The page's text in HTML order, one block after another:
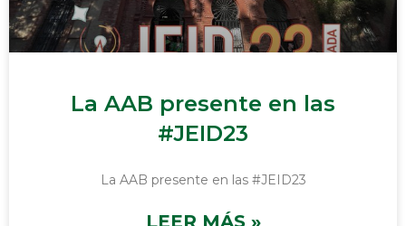
La AAB presente en las
#JEID23
La AAB presente en las #JEID23
LEER MÁS »